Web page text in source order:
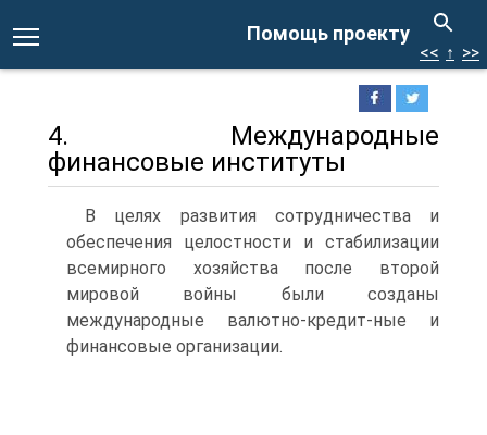
Помощь проекту
<< ↑ >>
4. Международные
финансовые институты
В целях развития сотрудничества и
обеспечения целостности и стабилизации
всемирного хозяйства после второй
мировой войны были созданы
международные валютно-кредит-ные и
финансовые организации.